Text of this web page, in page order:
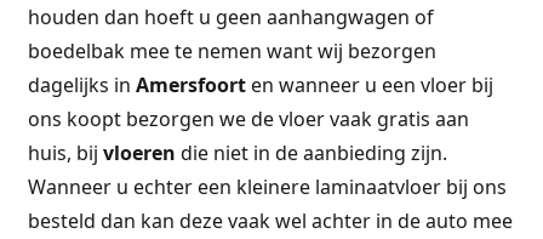
houden dan hoeft u geen aanhangwagen of
boedelbak mee te nemen want wij bezorgen
dagelijks in Amersfoorten wanneer u een vloer bij
ons koopt bezorgen we de vloer vaak gratis aan
huis, bij vloeren die niet in de aanbieding zijn.
Wanneer u echter een kleinere laminaatvloer bij ons
besteld dan kan deze vaak wel achter in de auto mee